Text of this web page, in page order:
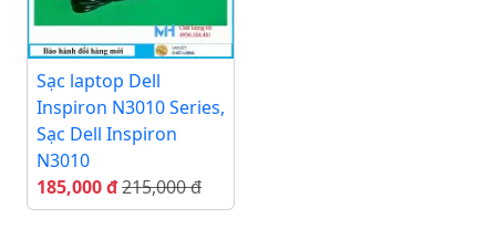
Sạc laptop Dell
Inspiron N3010 Series,
Sạc Dell Inspiron
N3010
185,000 đ215,000 đ